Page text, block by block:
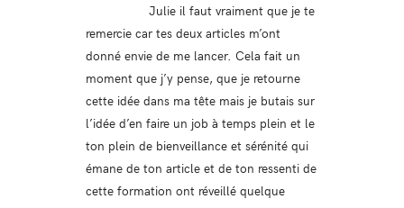
Julie il faut vraiment que je te
remercie car tes deux articles m’ont
donné envie de me lancer. Cela fait un
moment que j’y pense, que je retourne
cette idée dans ma tête mais je butais sur
l’idée d’en faire un job à temps plein et le
ton plein de bienveillance et sérénité qui
émane de ton article et de ton ressenti de
cette formation ont réveillé quelque